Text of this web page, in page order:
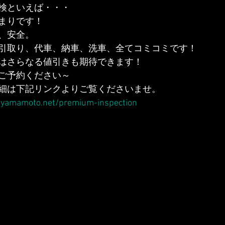
といえば・・・
りです！
安全。
取り、代車、納車、洗車、全てコミコミです！
さらなる値引きも期待できます！
予約ください～
は下記リンクよりご覧くださいませ。
premium-inspection